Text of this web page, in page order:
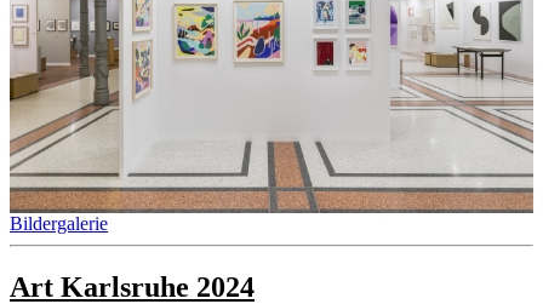
Bildergalerie
Art Karlsruhe 2024